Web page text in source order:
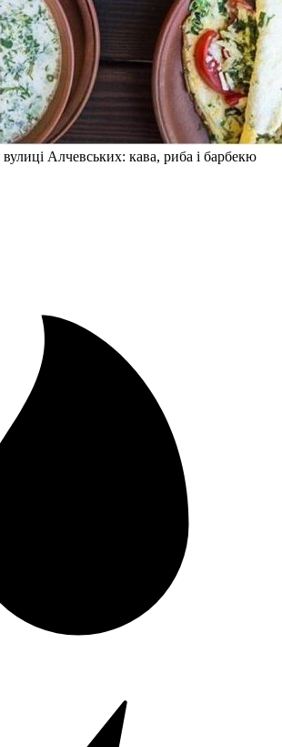
Алчевських: кава, риба і барбекю